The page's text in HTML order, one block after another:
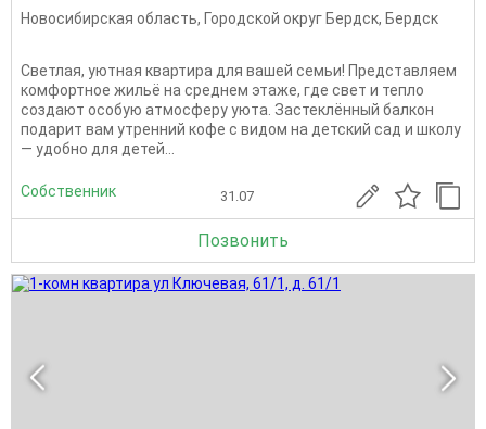
Новосибирская область, Городской округ Бердск, Бердск
Светлая, уютная квартира для вашей семьи! Представляем
комфортное жильё на среднем этаже, где свет и тепло
создают особую атмосферу уюта. Застеклённый балкон
подарит вам утренний кофе с видом на детский сад и школу
— удобно для детей...
Собственник 31.07
Позвонить